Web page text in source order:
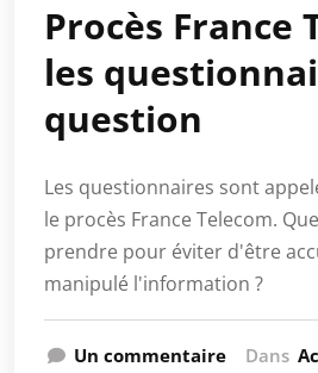
Procès France
les
question
Les questionnaires sont
le procès France Telecom.
prendre pour éviter d'être
manipulé l'information ?
Un commentaire Dans